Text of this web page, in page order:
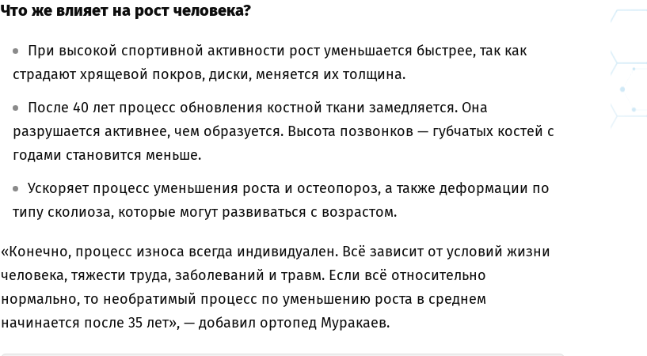
Что же влияет на рост человека?
При высокой спортивной активности рост уменьшается быстрее, так как
страдают хрящевой покров, диски, меняется их толщина.
После 40 лет процесс обновления костной ткани замедляется. Она
разрушается активнее, чем образуется. Высота позвонков — губчатых костей с
годами становится меньше.
Ускоряет процесс уменьшения роста и остеопороз, а также деформации по
типу сколиоза, которые могут развиваться с возрастом.
«Конечно, процесс износа всегда индивидуален. Всё зависит от условий жизни
человека, тяжести труда, заболеваний и травм. Если всё относительно
нормально, то необратимый процесс по уменьшению роста в среднем
начинается после 35 лет», — добавил ортопед Муракаев.